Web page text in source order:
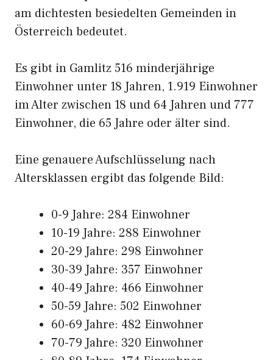
am dichtesten besiedelten Gemeinden in
Österreich bedeutet.
Es gibt in Gamlitz 516 minderjährige
Einwohner unter 18 Jahren, 1.919 Einwohner
im Alter zwischen 18 und 64 Jahren und 777
Einwohner, die 65 Jahre oder älter sind.
Eine genauere Aufschlüsselung nach
Altersklassen ergibt das folgende Bild:
0-9 Jahre: 284 Einwohner
10-19 Jahre: 288 Einwohner
20-29 Jahre: 298 Einwohner
30-39 Jahre: 357 Einwohner
40-49 Jahre: 466 Einwohner
50-59 Jahre: 502 Einwohner
60-69 Jahre: 482 Einwohner
70-79 Jahre: 320 Einwohner